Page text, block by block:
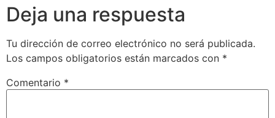
Deja una respuesta
Tu dirección de correo electrónico no será publicada.
Los campos obligatorios están marcados con *
Comentario *